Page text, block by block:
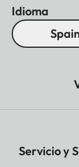
Idioma
Servicio y